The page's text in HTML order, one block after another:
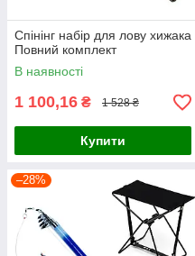
Спінінг набір для лову хижака
Повний комплект
В наявності
1 100,16 ₴ 1 528 ₴
Купити
–28%